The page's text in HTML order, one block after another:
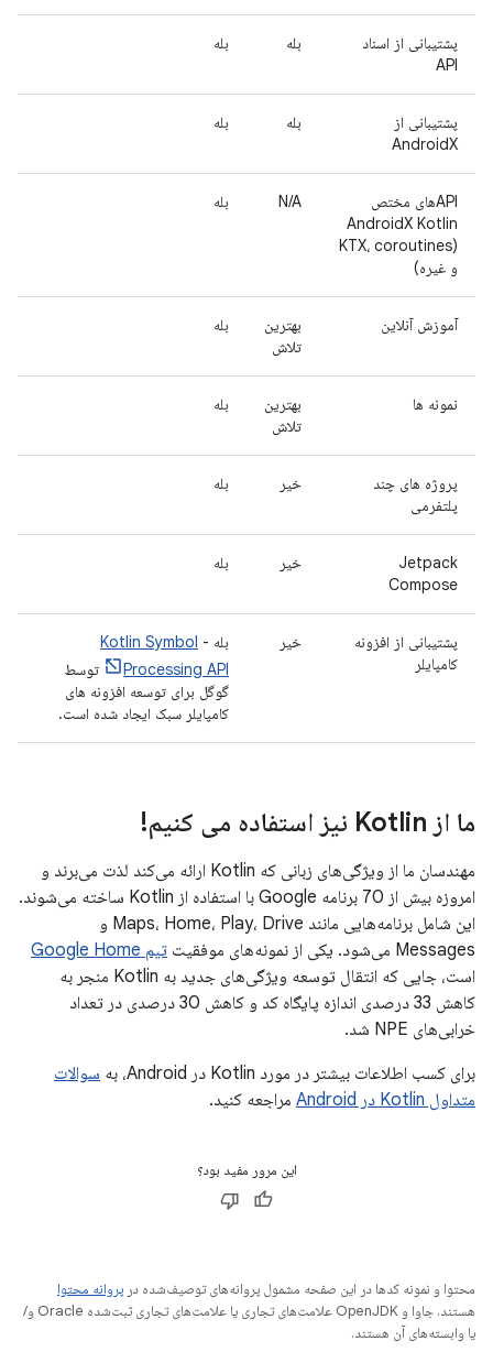
پشتیبانی از اسناد
API
بله بله
پشتیبانی از
AndroidX
بله بله
APIهای مختص
AndroidX Kotlin
(KTX، coroutines
و غیره)
N/A بله
آموزش آنلاین
بهترین
تلاش
بله
نمونه ها
بهترین
تلاش
بله
پروژه های چند
پلتفرمی
خیر بله
Jetpack
Compose
خیر بله
پشتیبانی از افزونه
کامپایلر
خیر بله - Kotlin Symbol
Processing API
توسط
گوگل برای توسعه افزونه های
کامپایلر سبک ایجاد شده است.
ما از Kotlin نیز استفاده می کنیم!
مهندسان ما از ویژگی‌های زبانی که Kotlin ارائه می‌کند لذت می‌برند و
امروزه بیش از 70 برنامه Google با استفاده از Kotlin ساخته می‌شوند.
این شامل برنامه‌هایی مانند Maps، Home، Play، Drive و
Messages می‌شود. یکی از نمونه‌های موفقیت
تیم Google Home
است، جایی که انتقال توسعه ویژگی‌های جدید به Kotlin منجر به
کاهش 33 درصدی اندازه پایگاه کد و کاهش 30 درصدی در تعداد
خرابی‌های NPE شد.
برای کسب اطلاعات بیشتر در مورد Kotlin در Android، به
سوالات
متداول Kotlin در Android
مراجعه کنید.
این مرور مفید بود؟
محتوا و نمونه کدها در این صفحه مشمول پروانه‌های توصیف‌شده در پروانه محتوا
هستند. جاوا و OpenJDK علامت‌های تجاری یا علامت‌های تجاری ثبت‌شده Oracle و/
یا وابسته‌های آن هستند.